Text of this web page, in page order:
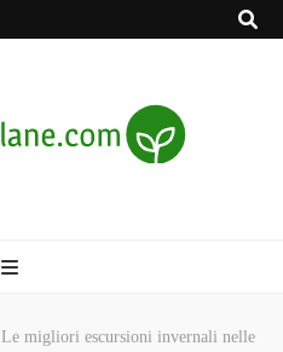
Le migliori escursioni invernali nelle